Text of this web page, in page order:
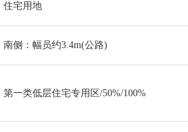
住宅用地
南侧：幅员约3.4m(公路)
第一类低层住宅专用区/50%/100%